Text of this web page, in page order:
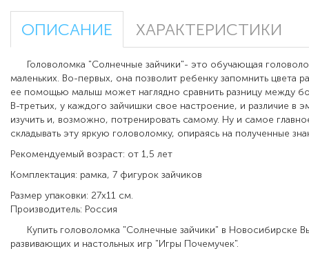
ОПИСАНИЕ ХАРАКТЕРИСТИКИ
Головоломка "Солнечные зайчики"- это обучающая
маленьких. Во-первых, она позволит ребенку запомнить цвета
ее помощью малыш может наглядно сравнить разницу между
В-третьих, у каждого зайчишки свое настроение, и различие в
изучить и, возможно, потренировать самому. Ну и самое
складывать эту яркую головоломку, опираясь на полученные
Рекомендуемый возраст: от 1,5 лет
Комплектация: рамка, 7 фигурок зайчиков
Размер упаковки: 27х11 см.
Производитель: Россия
Купить головоломка "Солнечные зайчики" в Новосибирске
развивающих и настольных игр "Игры Почемучек".